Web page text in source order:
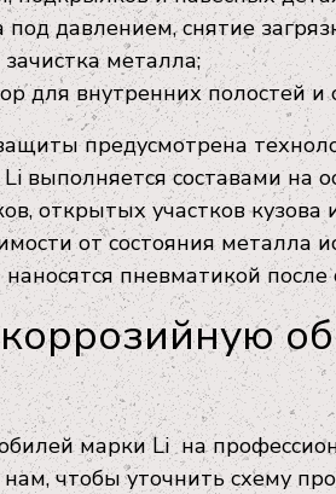
под давлением, снятие
металла;
для внутренних полостей и
предусмотрена
выполняется составами
открытых участков
от состояния
пневматикой
марки Li на
чтобы уточнить схему